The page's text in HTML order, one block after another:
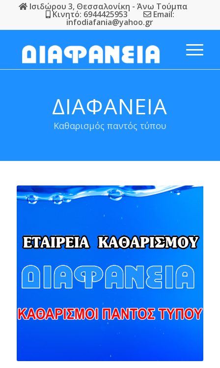
Ισιδώρου 3, Θεσσαλονίκη - Άνω Τούμπα
Κινητό: 6944425953 Email:
infodiafania@yahoo.gr
ΔΙΑΦΑΝΕΙΑ
Καθαρισμός παντός τύπου